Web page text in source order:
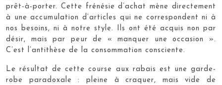
prêt-à-porter. Cette frénésie d’achat mène directement
à une accumulation d’articles qui ne correspondent ni à
nos besoins, ni à notre style. Ils ont été acquis non par
désir, mais par peur de « manquer une occasion ».
C’est l’antithèse de la consommation consciente.
Le résultat de cette course aux rabais est une garde-
robe paradoxale : pleine à craquer, mais vide de